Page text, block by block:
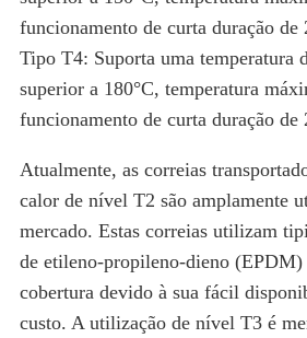
funcionamento de curta duração de
Tipo T4: Suporta uma temperatura
superior a 180°C, temperatura
funcionamento de curta duração de
Atualmente, as correias
calor de nível T2 são amplamente
mercado. Estas correias utilizam
de etileno-propileno-dieno
cobertura devido à sua fácil
custo. A utilização de nível T3 é